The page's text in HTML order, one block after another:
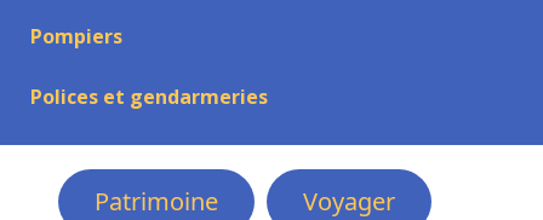
Pompiers
Polices et gendarmeries
Patrimoine
Voyager